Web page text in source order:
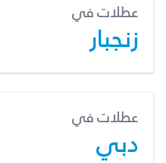
عطلات في
زنجبار
عطلات في
دبي